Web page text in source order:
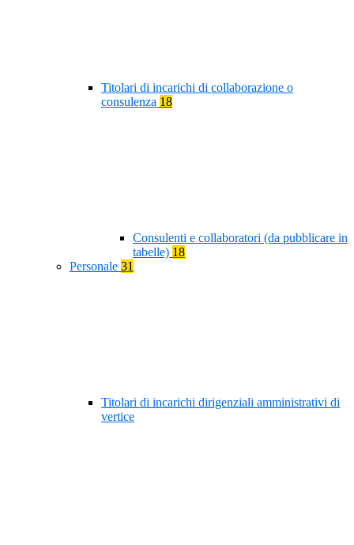
Titolari di incarichi di collaborazione o
consulenza 18
Consulenti e collaboratori (da pubblicare in
tabelle) 18
Personale 31
Titolari di incarichi dirigenziali amministrativi di
vertice